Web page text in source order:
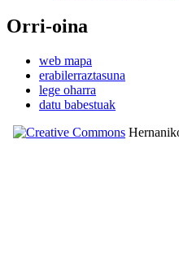
Orri-oina
web mapa
erabilerraztasuna
lege oharra
datu babestuak